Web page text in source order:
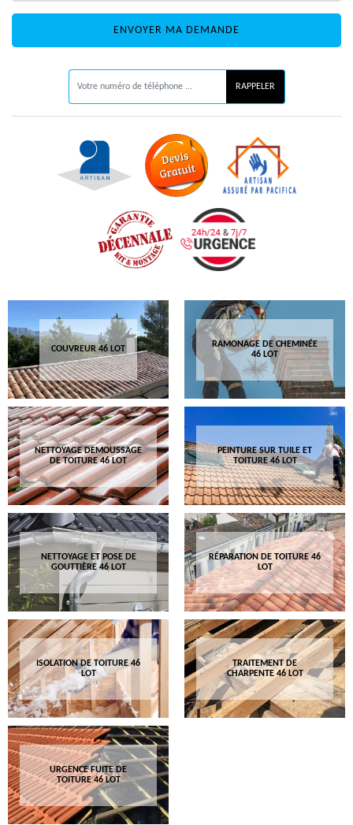
COUVREUR 46 LOT
RAMONAGE DE CHEMINÉE
46 LOT
NETTOYAGE DEMOUSSAGE
DE TOITURE 46 LOT
PEINTURE SUR TUILE ET
TOITURE 46 LOT
NETTOYAGE ET POSE DE
GOUTTIÈRE 46 LOT
RÉPARATION DE TOITURE 46
LOT
ISOLATION DE TOITURE 46
LOT
TRAITEMENT DE
CHARPENTE 46 LOT
URGENCE FUITE DE
TOITURE 46 LOT